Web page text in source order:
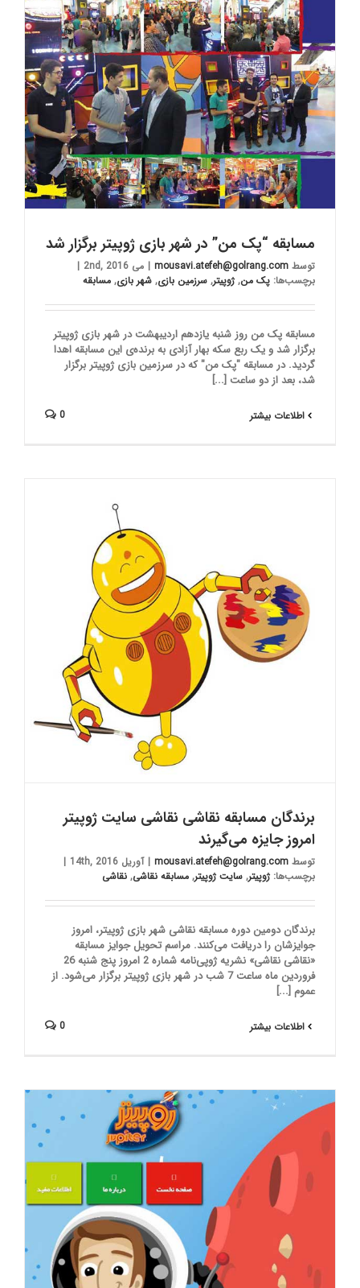
مسابقه “پک من” در شهر بازی ژوپیتر برگزار شد
توسط mousavi.atefeh@golrang.com
| می 2nd, 2016
|
برچسب‌ها: پک من, ژوپیتر, سرزمین بازی, شهر بازی, مسابقه
مسابقه پک من روز شنبه یازدهم اردیبهشت در شهر بازی ژوپیتر
برگزار شد و یک ربع سکه بهار آزادی به برنده‌ی این مسابقه اهدا
گردید. در مسابقه "پک من" که در سرزمین بازی ژوپیتر برگزار
شد، بعد از دو ساعت [...]
اطلاعات بیشتر 0
برندگان مسابقه نقاشی نقاشی سایت ژوپیتر
امروز جایزه می‌گیرند
توسط mousavi.atefeh@golrang.com
| آوریل 14th, 2016
|
برچسب‌ها: ژوپیتر, سایت ژوپیتر, مسابقه نقاشی, نقاشی
برندگان دومین دوره مسابقه نقاشی شهر بازی ژوپیتر، امروز
جوایزشان را دریافت می‌کنند. مراسم تحویل جوایز مسابقه
«نقاشی نقاشی» نشریه ژوپی‌نامه شماره 2 امروز پنج شنبه 26
فروردین ماه ساعت 7 شب در شهر بازی ژوپیتر برگزار می‌شود. از
عموم [...]
اطلاعات بیشتر 0